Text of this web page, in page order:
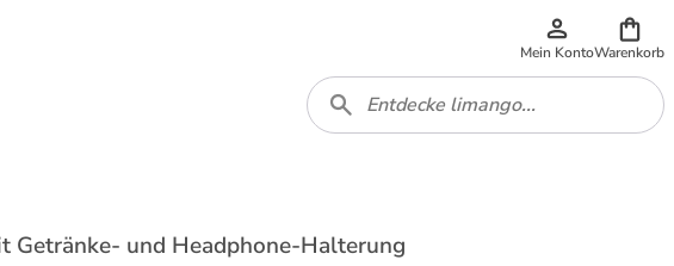
Mein KontoWarenkorb
Getränke- und Headphone-Halterung